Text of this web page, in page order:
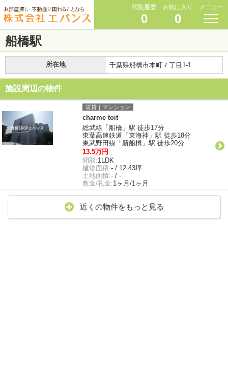
閲覧履歴
0
お気に入り
0
メニュー
船橋駅
所在地 千葉県船橋市本町７丁目1-1
施設周辺の物件
賃貸｜マンション
charme toit
総武線「船橋」駅 徒歩17分
東葉高速鉄道「東海神」駅 徒歩18分
東武野田線「新船橋」駅 徒歩20分
13.5万円
間取:1LDK
建物面積:- / 12.43坪
土地面積:- / -
敷金/礼金:1ヶ月/1ヶ月
近くの物件をもっと見る